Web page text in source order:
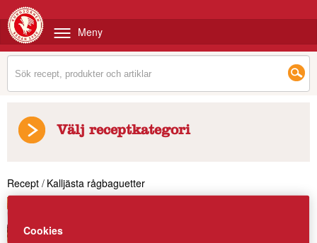
Meny
Välj receptkategori
Recept / Kalljästa rågbaguetter
Cookies